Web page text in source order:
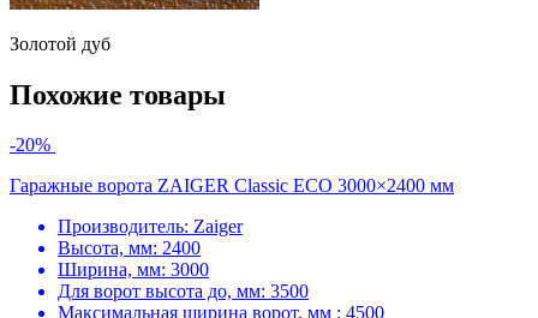
Золотой дуб
Похожие товары
-20%
Гаражные ворота ZAIGER Classic ECO 3000×2400 мм
Производитель: Zaiger
Высота, мм: 2400
Ширина, мм: 3000
Для ворот высота до, мм: 3500
Максимальная ширина ворот, мм : 4500